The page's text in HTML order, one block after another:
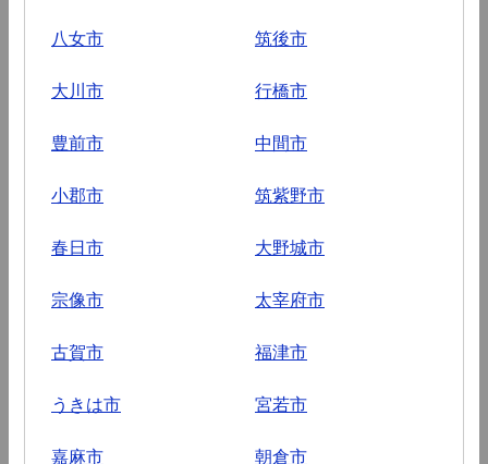
八女市 筑後市
大川市 行橋市
豊前市 中間市
小郡市 筑紫野市
春日市 大野城市
宗像市 太宰府市
古賀市 福津市
うきは市 宮若市
嘉麻市 朝倉市